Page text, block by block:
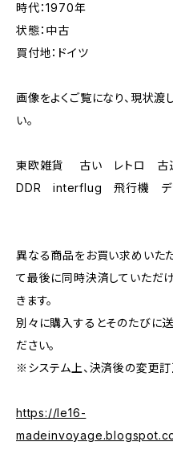
時代：1970年
状態：中古
買付地：ドイツ
画像をよくご覧になり、現状
い。
東欧雑貨 古い レトロ 古
DDR interflug 飛行機 デ
異なる商品をお買い求めいた
て最後に同時決済していただ
きます。
別々に購入するとそのたびに
ださい。
※システム上、決済後の変更
https://le16-